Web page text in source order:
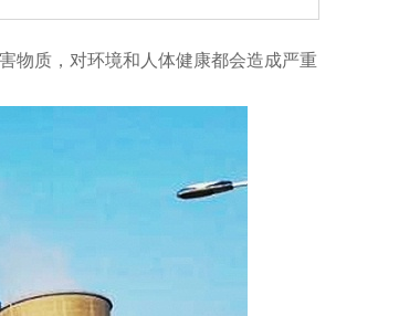
物质，对环境和人体健康都会造成严重